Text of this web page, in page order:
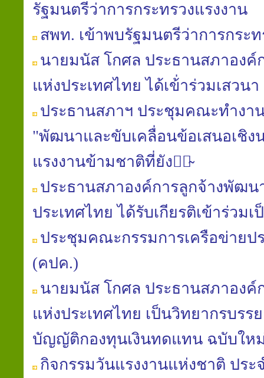
รัฐมนตรีว่าการกระทรวงแรงงาน
สพท. เข้าพบรัฐมนตรีว่าการกระท
นาย​มนัส​ โกศล​ ประธาน​สภา​องค์
แห่ง​ประเทศไทย​ ได้เข้่าร่วมเสวนา
ประธานสภาฯ ประชุมคณะทำ​งา
"พัฒนา​และ​ขับเคลื่อน​ข้อเสนอ​เชิง​
แรงงาน​ข้ามชาติ​ที่​ยัง​มิ̴
ประธาน​สภา​องค์การ​ลูกจ้าง​พัฒน
ประเทศไทย​ ได้​รับ​เกียรติ​เข้าร่วม​เ
ประชุมคณะกรรมการเครือข่าย
(คปค.)
นายมนัส​ โกศล​ ประธาน​สภา​องค์
แห่ง​ประเทศไทย​ เป็นวิทยากร​บรร
บัญญัติ​กองทุน​เงินทดแทน​ ฉบับให
กิจกรรมวันแรงงานแห่งชาติ ประ